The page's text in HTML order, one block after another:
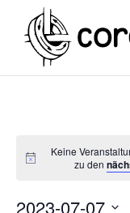
Keine
zu den
2023-07-07